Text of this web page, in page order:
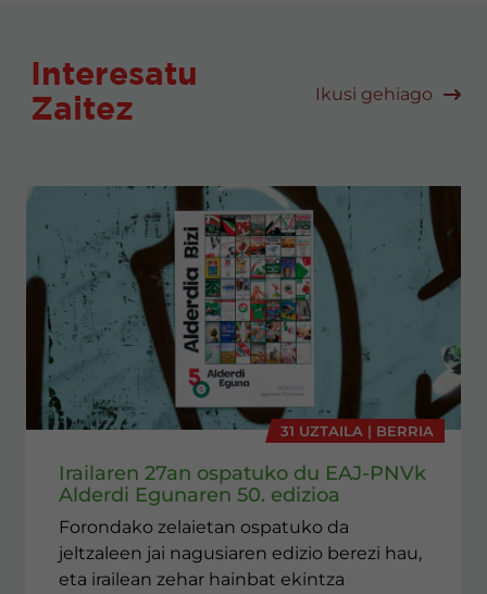
Interesatu
Zaitez
Ikusi gehiago
31 UZTAILA | BERRIA
Irailaren 27an ospatuko du EAJ-PNVk
Alderdi Egunaren 50. edizioa
Forondako zelaietan ospatuko da
jeltzaleen jai nagusiaren edizio berezi hau,
eta irailean zehar hainbat ekintza